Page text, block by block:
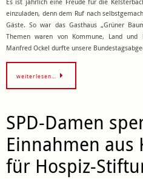
einzuladen, denn dem Ruf nach
Gäste. So war das Gasthaus „Grüner
Themen waren von Kommune, Land und
Manfred Ockel durfte unsere
weiterlesen…
SPD-Damen
Einnahmen aus
für Hospiz-